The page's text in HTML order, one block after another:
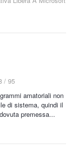
/ 95
amatoriali non
di sistema, quindi il
premessa...